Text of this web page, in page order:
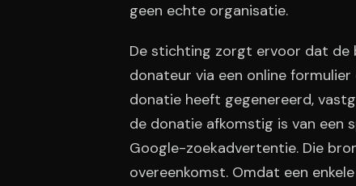
geen echte organisatie.
De stichting zorgt ervoor dat de
donateur via een online
donatie heeft gegenereerd,
de donatie afkomstig is van een
Google-zoekadvertentie. Die
overeenkomst. Omdat een